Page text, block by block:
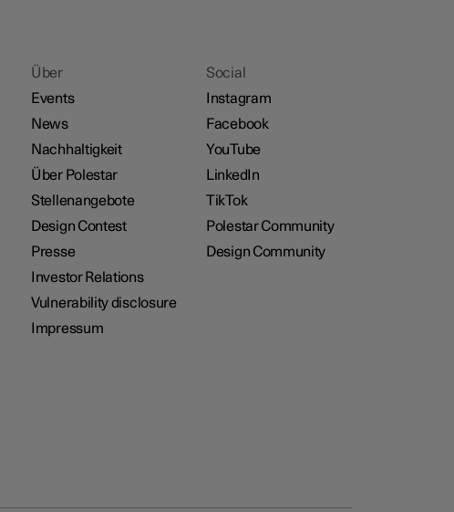
Über
Events
News
Nachhaltigkeit
Über Polestar
Stellenangebote
Design Contest
Presse
Investor Relations
Vulnerability disclosure
Impressum
Social
Instagram
Facebook
YouTube
LinkedIn
TikTok
Polestar Community
Design Community